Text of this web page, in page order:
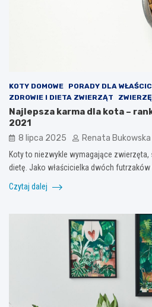
KOTY DOMOWE PORADY DLA
ZDROWIE I DIETA ZWIERZĄT
Najlepsza karma dla kota –
2021
8 lipca 2025 Renata Bukowska
Koty to niezwykle wymagające
dietę. Jako właścicielka dwóch futrzaków
Czytaj dalej